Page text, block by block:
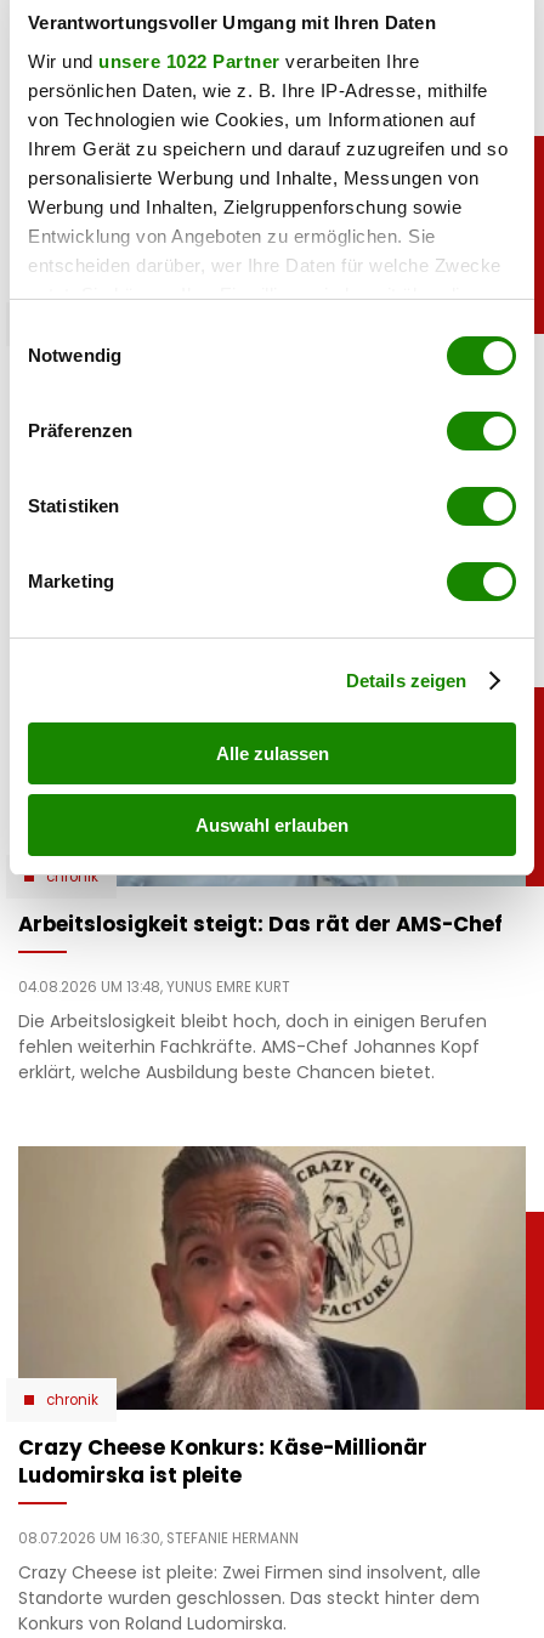
Verantwortungsvoller Umgang mit Ihren Daten
Wir und unsere 1022 Partner verarbeiten Ihre
persönlichen Daten, wie z. B. Ihre IP-Adresse, mithilfe
von Technologien wie Cookies, um Informationen auf
Ihrem Gerät zu speichern und darauf zuzugreifen und so
personalisierte Werbung und Inhalte, Messungen von
Werbung und Inhalten, Zielgruppenforschung sowie
Entwicklung von Angeboten zu ermöglichen. Sie
entscheiden darüber, wer Ihre Daten für welche Zwecke
nutzt. Sie können Ihre Einwilligung jederzeit über die
Trigger Symbol ändern oder widerrufen
Informationen über Ihre geografische Lage
können
bestimmten Merkmalen (Fingerprinting) identifizieren
Erfahren Sie mehr darüber, wie Ihre persönlichen Daten
Notwendig
Präferenzen
Statistiken
Marketing
Details zeigen
Alle zulassen
Auswahl erlauben
Laut Buchmachern: David Alaba geht zu
Nach seinem Real-Abgang führt Manchester United laut
Wettquoten das Rennen um David Alaba an. Doch wie
chronik
Arbeitslosigkeit steigt: Das rät der AMS-Chef
04.08.2026 UM 13:48,YUNUS EMRE KURT
Die Arbeitslosigkeit bleibt hoch, doch in einigen Berufen
fehlen weiterhin Fachkräfte. AMS-Chef Johannes Kopf
erklärt, welche Ausbildung beste Chancen bietet.
chronik
Crazy Cheese Konkurs: Käse-Millionär
Ludomirska ist pleite
08.07.2026 UM 16:30, STEFANIE HERMANN
Crazy Cheese ist pleite: Zwei Firmen sind insolvent, alle
Standorte wurden geschlossen. Das steckt hinter dem
Konkurs von Roland Ludomirska.